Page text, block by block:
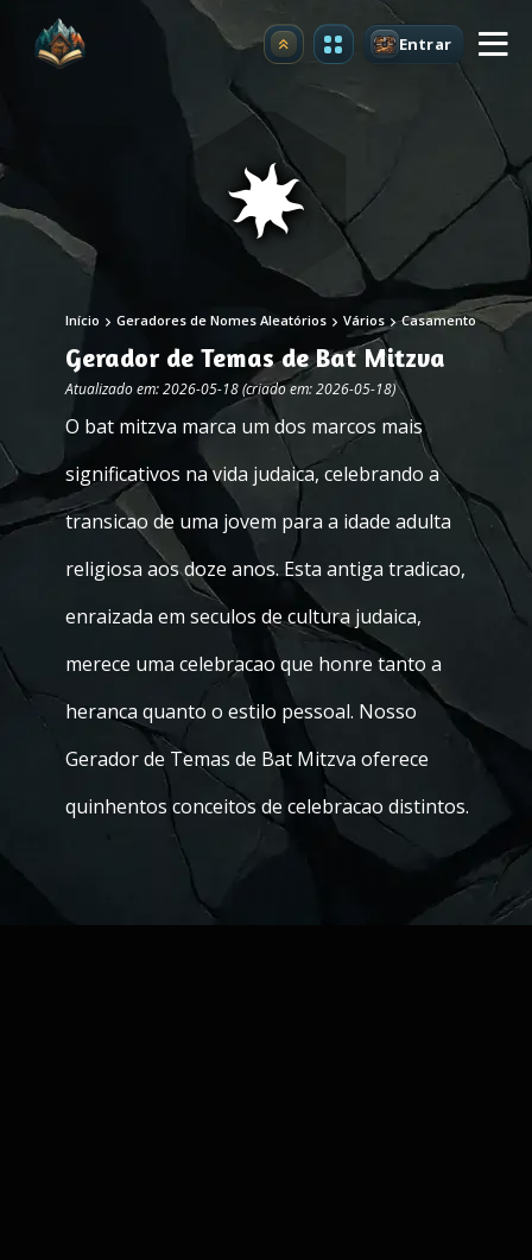
Atualizar Entrar
Início Geradores de Nomes Aleatórios Vários Casamento
Gerador de Temas de Bat Mitzva
Atualizado em: 2026-05-18 (criado em: 2026-05-18)
O bat mitzva marca um dos marcos mais
significativos na vida judaica, celebrando a
transicao de uma jovem para a idade adulta
religiosa aos doze anos. Esta antiga tradicao,
enraizada em seculos de cultura judaica,
merece uma celebracao que honre tanto a
heranca quanto o estilo pessoal. Nosso
Gerador de Temas de Bat Mitzva oferece
quinhentos conceitos de celebracao distintos.